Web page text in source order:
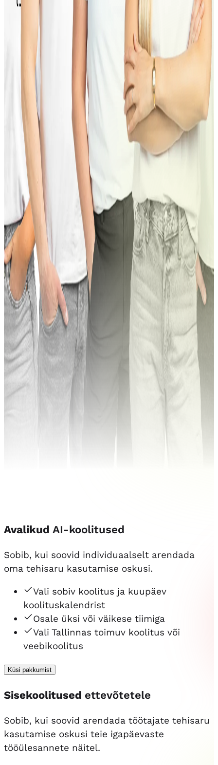
Avalikud AI-koolitused
Sobib, kui soovid individuaalselt arendada
oma tehisaru kasutamise oskusi.
Vali sobiv koolitus ja kuupäev
koolituskalendrist
Osale üksi või väikese tiimiga
Vali Tallinnas toimuv koolitus või
veebikoolitus
Küsi pakkumist
Sisekoolitused ettevõtetele
Sobib, kui soovid arendada töötajate tehisaru
kasutamise oskusi teie igapäevaste
tööülesannete näitel.